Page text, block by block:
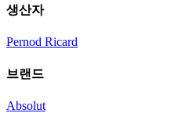
생산자
Pernod Ricard
브랜드
Absolut